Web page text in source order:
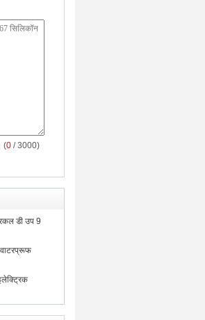
(0 / 3000)
डी उप 9